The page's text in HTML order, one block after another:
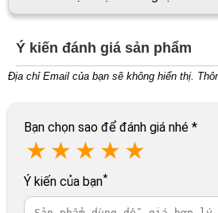
Ý kiến đánh giá sản phẩm
Địa chỉ Email của bạn sẽ không hiển thị.
Bạn chọn sao để đánh giá nhé *
★ ★ ★ ★ ★
Ý kiến của bạn*